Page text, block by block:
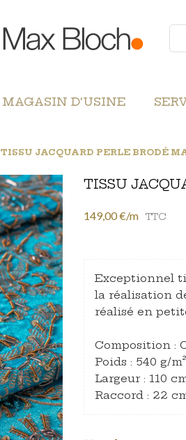
MAGASIN D'USINE
TISSU JACQUARD PERLE BRODÉ
TISSU
149,00 €/m TTC
Exceptionnel
la réalisation
réalisé en
Composition :
Poids : 540 g/m²
Largeur : 110
Raccord : 22